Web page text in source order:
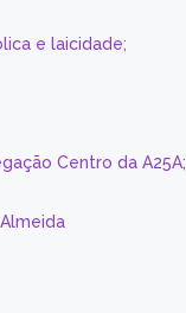
e laicidade;
Centro da A25A;